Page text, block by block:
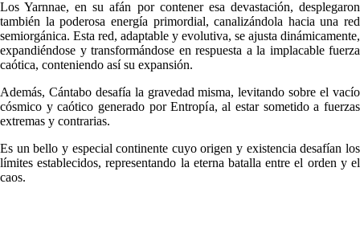
Los Yarnnae, en su afán por contener esa devastación, desplegaron
también la poderosa energía primordial, canalizándola hacia una red
semiorgánica. Esta red, adaptable y evolutiva, se ajusta dinámicamente,
expandiéndose y transformándose en respuesta a la implacable fuerza
caótica, conteniendo así su expansión.
Además, Cántabo desafía la gravedad misma, levitando sobre el vacío
cósmico y caótico generado por Entropía, al estar sometido a fuerzas
extremas y contrarias.
Es un bello y especial continente cuyo origen y existencia desafían los
límites establecidos, representando la eterna batalla entre el orden y el
caos.